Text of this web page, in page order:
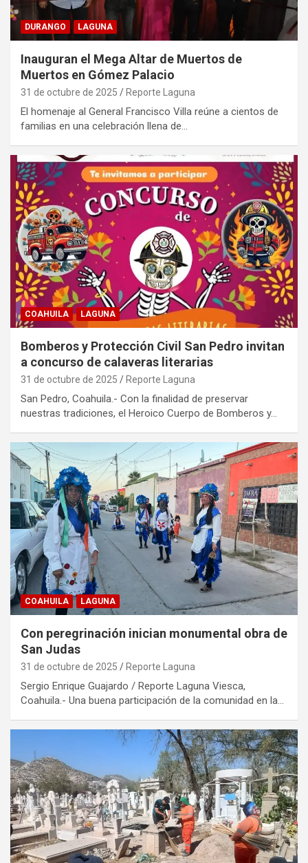
DURANGO LAGUNA
Inauguran el Mega Altar de Muertos de
Muertos en Gómez Palacio
31 de octubre de 2025 Reporte Laguna
El homenaje al General Francisco Villa reúne a cientos de
familias en una celebración llena de…
COAHUILA LAGUNA
Bomberos y Protección Civil San Pedro invitan
a concurso de calaveras literarias
31 de octubre de 2025 Reporte Laguna
San Pedro, Coahuila.- Con la finalidad de preservar
nuestras tradiciones, el Heroico Cuerpo de Bomberos y…
COAHUILA LAGUNA
Con peregrinación inician monumental obra de
San Judas
31 de octubre de 2025 Reporte Laguna
Sergio Enrique Guajardo / Reporte Laguna Viesca,
Coahuila.- Una buena participación de la comunidad en la…